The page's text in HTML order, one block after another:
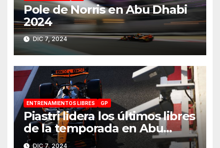
Pole de Norris en Abu Dhabi
2024
DIC 7, 2024
ENTRENAMIENTOS LIBRES GP
Piastri lidera los últimos libres
de la temporada en Abu
Dhabi 2024
DIC 7, 2024